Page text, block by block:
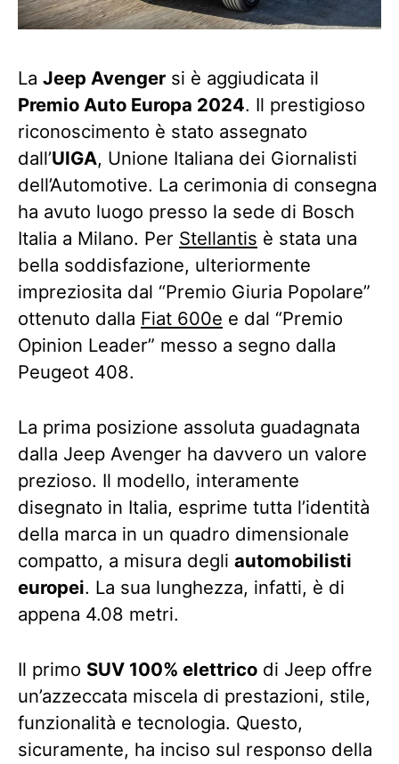
La Jeep Avenger si è aggiudicata il
Premio Auto Europa 2024. Il prestigioso
riconoscimento è stato assegnato
dall’UIGA, Unione Italiana dei Giornalisti
dell’Automotive. La cerimonia di consegna
ha avuto luogo presso la sede di Bosch
Italia a Milano. Per Stellantis è stata una
bella soddisfazione, ulteriormente
impreziosita dal “Premio Giuria Popolare”
ottenuto dalla Fiat 600e e dal “Premio
Opinion Leader” messo a segno dalla
Peugeot 408.
La prima posizione assoluta guadagnata
dalla Jeep Avenger ha davvero un valore
prezioso. Il modello, interamente
disegnato in Italia, esprime tutta l’identità
della marca in un quadro dimensionale
compatto, a misura degli automobilisti
europei. La sua lunghezza, infatti, è di
appena 4.08 metri.
Il primo SUV 100% elettrico di Jeep offre
un’azzeccata miscela di prestazioni, stile,
funzionalità e tecnologia. Questo,
sicuramente, ha inciso sul responso della